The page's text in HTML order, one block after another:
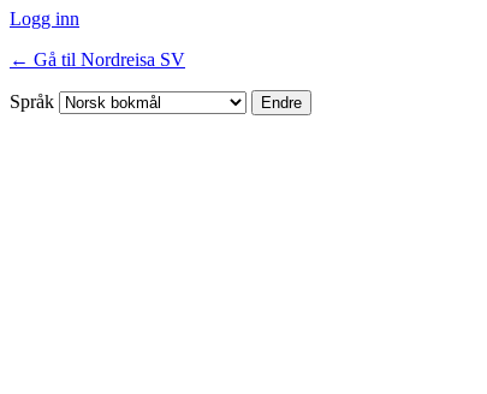
Logg inn
← Gå til Nordreisa SV
Språk